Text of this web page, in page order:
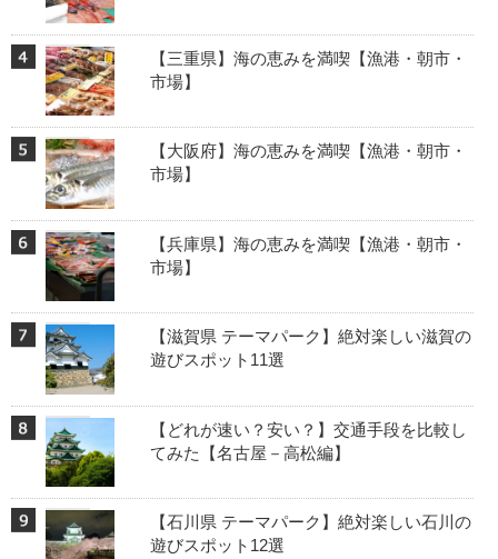
【三重県】海の恵みを満喫【漁港・朝市・
市場】
【大阪府】海の恵みを満喫【漁港・朝市・
市場】
【兵庫県】海の恵みを満喫【漁港・朝市・
市場】
【滋賀県 テーマパーク】絶対楽しい滋賀の
遊びスポット11選
【どれが速い？安い？】交通手段を比較し
てみた【名古屋－高松編】
【石川県 テーマパーク】絶対楽しい石川の
遊びスポット12選